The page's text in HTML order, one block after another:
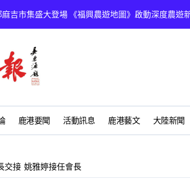
麻吉市集盛大登場 《福興農遊地圖》啟動深度農遊
宮發揚媽祖慈悲大愛精神 捐500萬元協助日本熊本
反風機的環境正義
模式的邂逅
生所 關心您
鹿港要聞 活動訊息 鹿港藝文 大陸新聞
交接 姚雅婷接任會長